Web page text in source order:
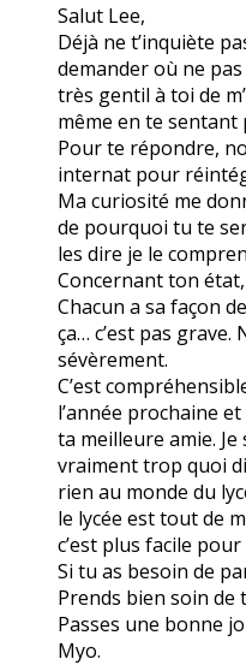
Salut Lee,
Déjà ne t’inquiète
demander où ne
très gentil à toi de
même en te sentant
Pour te répondre,
internat pour
Ma curiosité me
de pourquoi tu te
les dire je le
Concernant ton
Chacun a sa façon
ça… c’est pas
sévèrement.
C’est
l’année prochaine
ta meilleure amie.
vraiment trop quoi
rien au monde du
le lycée est tout de
c’est plus facile
Si tu as besoin de
Prends bien soin de
Passes une bonne
Myo.